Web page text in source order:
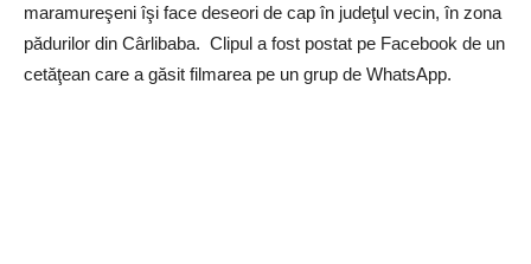
maramureşeni îşi face deseori de cap în judeţul vecin, în zona
pădurilor din Cârlibaba. Clipul a fost postat pe Facebook de un
cetăţean care a găsit filmarea pe un grup de WhatsApp.